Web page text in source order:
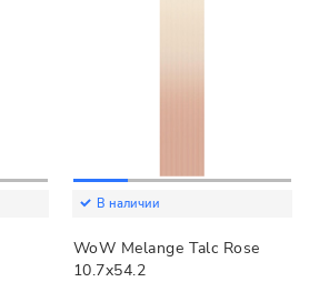
В наличии
WoW Melange Talc Rose
10.7x54.2